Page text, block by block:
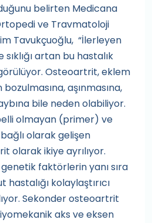
belirten Medicana
ve Travmatoloji
Tavukçuoğlu, “İlerleyen
artan bu hastalık
Osteoartrit, eklem
bozulmasına, aşınmasına,
bile neden olabiliyor.
olmayan (primer) ve
olarak gelişen
olarak ikiye ayrılıyor.
faktörlerin yanı sıra
kolaylaştırıcı
Sekonder osteoartrit
aks ve eksen